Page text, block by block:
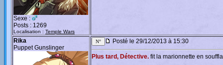
Sexe :
Posts : 1269
Localisation : Temple Wars
Rika
Puppet Gunslinger
Posté le 29/12/2013 à 15:30
Plus tard, Détective. fit la marionnette en